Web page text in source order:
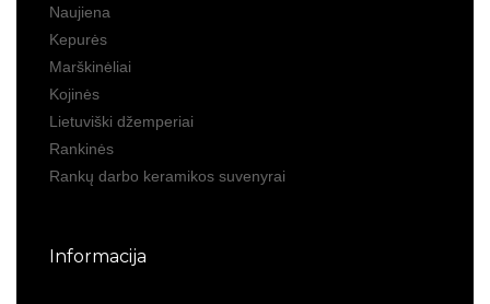
Naujiena
Kepurės
Marškinėliai
Kojinės
Lietuviški džemperiai
Rankinės
Rankų darbo keramikos suvenyrai
Informacija